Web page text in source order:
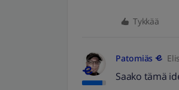
Tykkää
Patomiäs
Saako tämä